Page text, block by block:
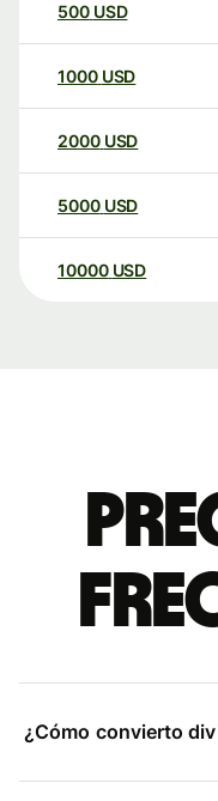
500 USD
1000 USD
2000 USD
5000 USD
10000 USD
¿Cómo convierto